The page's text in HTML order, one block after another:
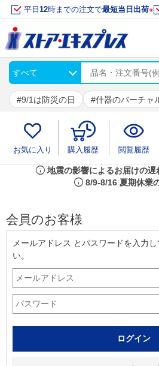
平日 12時までの注文で最短当日出荷※
9/1は防災の日 什器のバーチャ
お気に入り 購入履歴 閲覧履歴
info 地震の影響によるお届けの
info 8/9-8/16 夏期休業
会員のお客様
メールアドレス とパスワードを入力
い。